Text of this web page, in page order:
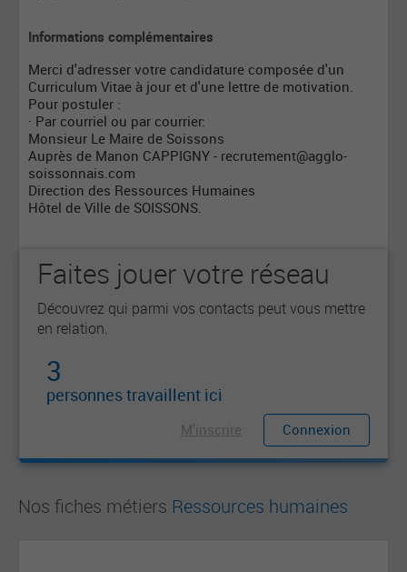
Informations complémentaires
Merci d'adresser votre candidature composée d'un
Curriculum Vitae à jour et d'une lettre de motivation.
Pour postuler :
· Par courriel ou par courrier:
Monsieur Le Maire de Soissons
Auprès de Manon CAPPIGNY - recrutement@agglo-
soissonnais.com
Direction des Ressources Humaines
Hôtel de Ville de SOISSONS.
Faites jouer votre réseau
Découvrez qui parmi vos contacts peut vous mettre
en relation.
3
personnes travaillent ici
M'inscrire Connexion
Nos fiches métiers Ressources humaines